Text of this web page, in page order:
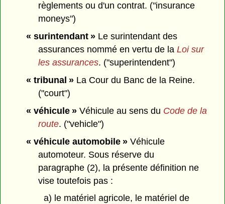
règlements ou d'un contrat. ("insurance
moneys")
« surintendant »Le surintendant des
assurances nommé en vertu de laLoi sur
les assurances. ("superintendent")
« tribunal »La Cour du Banc de la Reine.
("court")
« véhicule »Véhicule au sens du Code de la
route. ("vehicle")
« véhicule automobile »Véhicule
automoteur. Sous réserve du
paragraphe (2), la présente définition ne
vise toutefois pas :
a) le matériel agricole, le matériel de